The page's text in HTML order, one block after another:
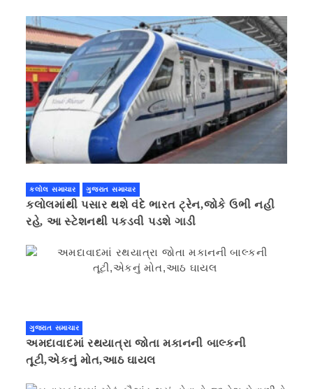
કલોલ સમાચાર ગુજરાત સમાચાર
કલોલમાંથી પસાર થશે વંદે ભારત ટ્રેન,જોકે ઉભી નહી
રહે, આ સ્ટેશનથી પકડવી પડશે ગાડી
ગુજરાત સમાચાર
અમદાવાદમાં રથયાત્રા જોતા મકાનની બાલ્કની
તૂટી,એકનું મોત,આઠ ઘાયલ